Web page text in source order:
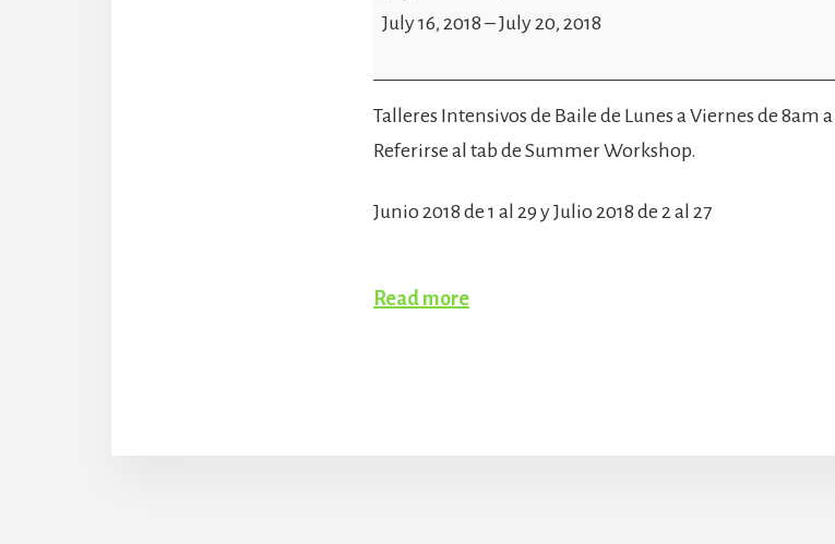
Intensivo
Verano
8am-
3pm
July 16, 2018 –July 20, 2018
Talleres Intensivos de Baile de Lunes a Viernes de
Referirse al tab de Summer Workshop.
Junio 2018 de 1 al 29 y Julio 2018 de 2 al 27
Read more